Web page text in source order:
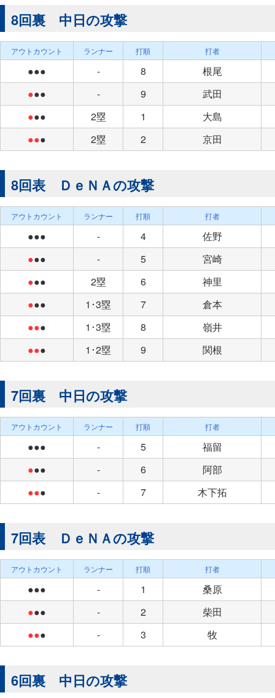
8回裏 中日の攻撃
アウトカウント ランナー 打順 打者
●●● - 8
根尾
●●● - 9
武田
●●● 2塁 1
大島
●●● 2塁 2 京田
8回表 ＤｅＮＡの攻撃
アウトカウント ランナー 打順 打者
●●● - 4
佐野
●●● - 5
宮崎
●●● 2塁 6
神里
●●● 1･3塁 7
倉本
●●● 1･3塁 8
嶺井
●●● 1･2塁 9 関根
7回裏 中日の攻撃
アウトカウント ランナー 打順 打者
●●● - 5
福留
●●● - 6
阿部
●●● - 7 木下拓
7回表 ＤｅＮＡの攻撃
アウトカウント ランナー 打順 打者
●●● - 1
桑原
●●● - 2
柴田
●●● - 3 牧
6回裏 中日の攻撃